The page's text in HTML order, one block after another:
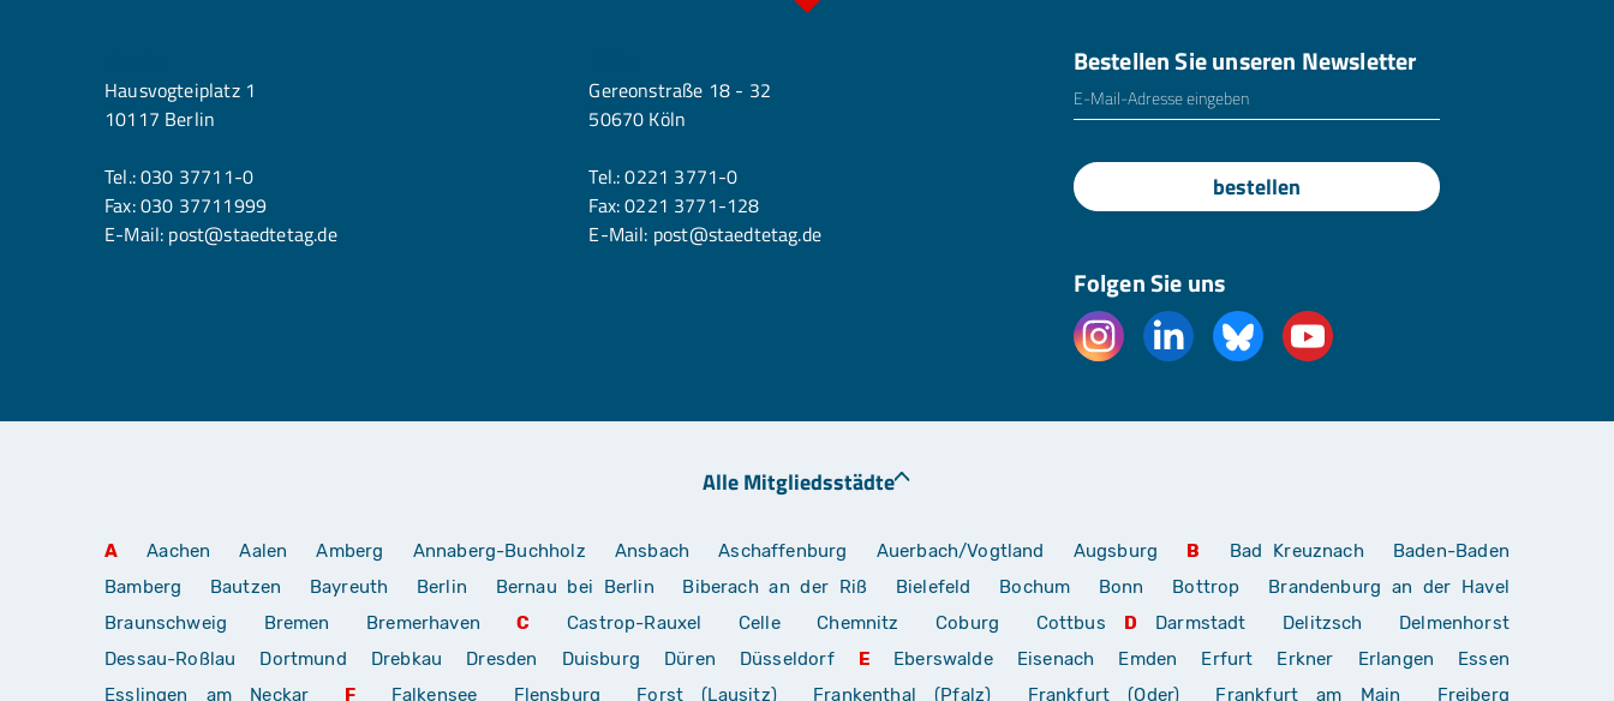
Hausvogteiplatz 1
10117 Berlin
Tel.:030 37711-0
Fax: 030 37711999
E-Mail: post@staedtetag.de
Gereonstraße 18 - 32
50670 Köln
Tel.:0221 3771-0
Fax: 0221 3771-128
E-Mail: post@staedtetag.de
Bestellen Sie unseren Newsletter
E-Mailadresse
bestellen
Folgen Sie uns
Alle Mitgliedsstädte
A Aachen Aalen Amberg Annaberg-Buchholz Ansbach Aschaffenburg Auerbach/Vogtland Augsburg B Bad Kreuznach
Baden-Baden
Bamberg
Bautzen Bayreuth Berlin Bernau bei Berlin Biberach an der Riß Bielefeld Bochum Bonn Bottrop
Brandenburg an der Havel
Braunschweig
Bremen Bremerhaven C Castrop-Rauxel Celle Chemnitz Coburg Cottbus D Darmstadt Delitzsch
Delmenhorst
Dessau-Roßlau
Dortmund Drebkau Dresden Duisburg Düren Düsseldorf E Eberswalde Eisenach Emden Erfurt Erkner Erlangen
Essen
Esslingen am Neckar
F Falkensee Flensburg Forst (Lausitz) Frankenthal (Pfalz) Frankfurt (Oder) Frankfurt am Main Freiberg